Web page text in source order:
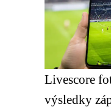
Livescore
výsledky